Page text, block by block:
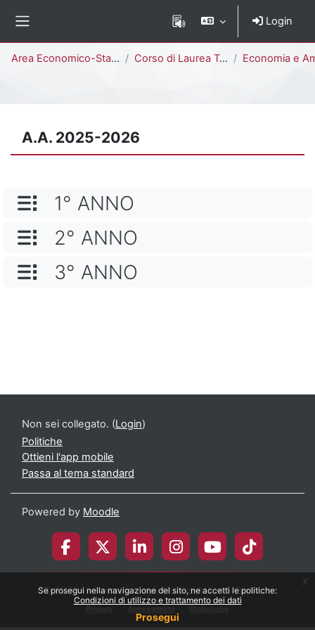
Se prosegui nella navigazione del sito, ne accetti le politiche:
Condizioni di utilizzo e trattamento dei dati
Prosegui
x
Login
Area Economico-Statistica Corso di Laurea Triennale Economia e Amministrazione delle Imprese
A.A. 2025-2026
NOME CATEGORIA
1° ANNO
NOME CATEGORIA
2° ANNO
NOME CATEGORIA
3° ANNO
Non sei collegato. (Login)
Politiche
Ottieni l'app mobile
Passa al tema standard
Powered by Moodle
© 2026 Università degli Studi di Milano-Bicocca